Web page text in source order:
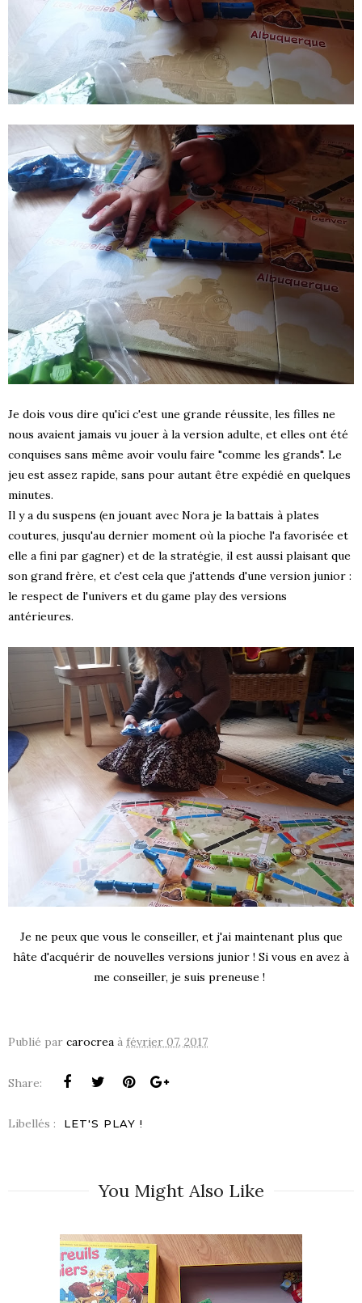
Je dois vous dire qu'ici c'est une grande réussite, les filles ne
nous avaient jamais vu jouer à la version adulte, et elles ont été
conquises sans même avoir voulu faire "comme les grands". Le
jeu est assez rapide, sans pour autant être expédié en quelques
minutes.
Il y a du suspens (en jouant avec Nora je la battais à plates
coutures, jusqu'au dernier moment où la pioche l'a favorisée et
elle a fini par gagner) et de la stratégie, il est aussi plaisant que
son grand frère, et c'est cela que j'attends d'une version junior :
le respect de l'univers et du game play des versions
antérieures.
Je ne peux que vous le conseiller, et j'ai maintenant plus que
hâte d'acquérir de nouvelles versions junior ! Si vous en avez à
me conseiller, je suis preneuse !
Publié par carocrea à février 07, 2017
Share:
Libellés : LET'S PLAY !
You Might Also Like